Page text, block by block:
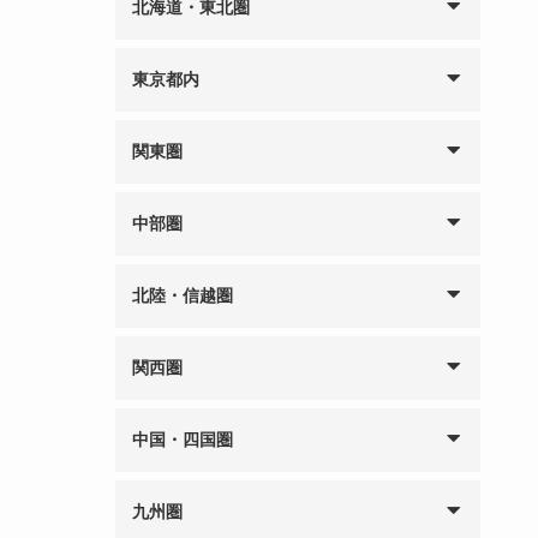
北海道・東北圏
東京都内
関東圏
中部圏
北陸・信越圏
関西圏
中国・四国圏
九州圏